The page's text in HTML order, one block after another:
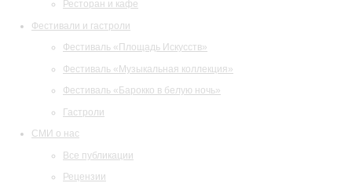
Ресторан и кафе
Фестивали и гастроли
Фестиваль «Площадь Искусств»
Фестиваль «Музыкальная коллекция»
Фестиваль «Барокко в белую ночь»
Гастроли
СМИ о нас
Все публикации
Рецензии